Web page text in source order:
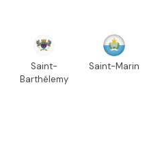
Saint-
Barthélemy
Saint-Marin